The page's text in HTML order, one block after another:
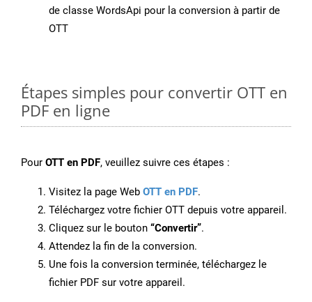
de classe WordsApi pour la conversion à partir de
OTT
Étapes simples pour convertir OTT en
PDF en ligne
Pour OTT en PDF, veuillez suivre ces étapes :
Visitez la page Web OTT en PDF.
Téléchargez votre fichier OTT depuis votre appareil.
Cliquez sur le bouton “Convertir”.
Attendez la fin de la conversion.
Une fois la conversion terminée, téléchargez le
fichier PDF sur votre appareil.